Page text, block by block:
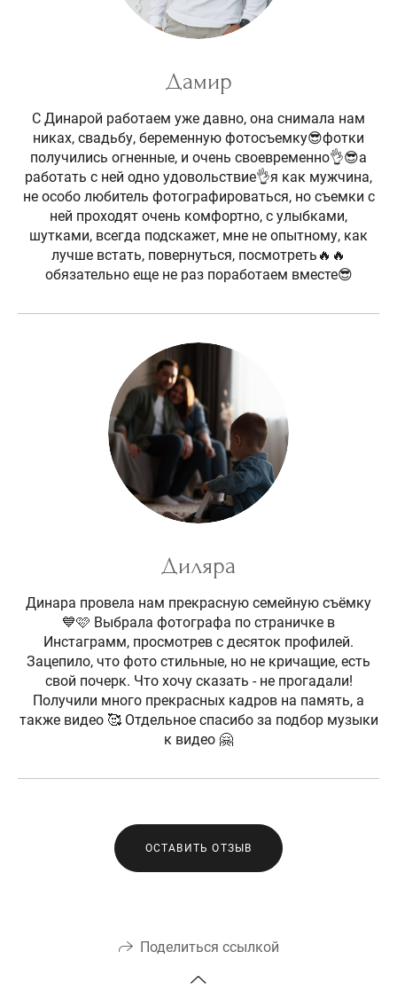
Дамир
С Динарой работаем уже давно, она снимала нам
никах, свадьбу, беременную фотосъемку😎фотки
получились огненные, и очень своевременно👌😎а
работать с ней одно удовольствие👌я как мужчина,
не особо любитель фотографироваться, но съемки с
ней проходят очень комфортно, с улыбками,
шутками, всегда подскажет, мне не опытному, как
лучше встать, повернуться, посмотреть🔥🔥
обязательно еще не раз поработаем вместе😎
Диляра
Динара провела нам прекрасную семейную съёмку
💙🩷 Выбрала фотографа по страничке в
Инстаграмм, просмотрев с десяток профилей.
Зацепило, что фото стильные, но не кричащие, есть
свой почерк. Что хочу сказать - не прогадали!
Получили много прекрасных кадров на память, а
также видео 🥰 Отдельное спасибо за подбор музыки
к видео 🤗
ОСТАВИТЬ ОТЗЫВ
Поделиться ссылкой